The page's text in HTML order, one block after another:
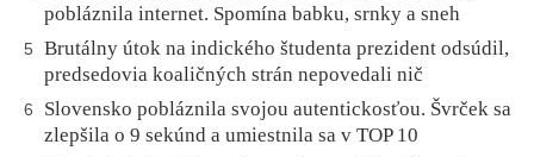
pobláznila internet. Spomína babku, srnky a sneh
5
Brutálny útok na indického študenta prezident odsúdil,
predsedovia koaličných strán nepovedali nič
6
Slovensko pobláznila svojou autentickosťou. Švrček sa
zlepšila o 9 sekúnd a umiestnila sa v TOP 10